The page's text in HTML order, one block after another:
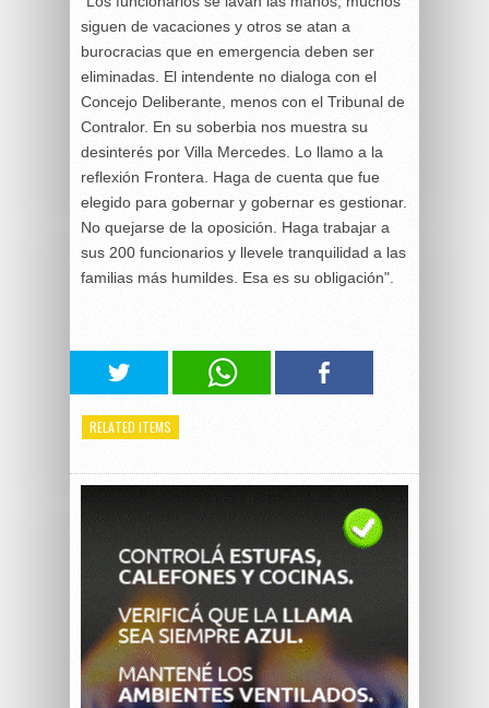
siguen de vacaciones y otros se atan a
burocracias que en emergencia deben ser
eliminadas. El intendente no dialoga con el
Concejo Deliberante, menos con el Tribunal de
Contralor. En su soberbia nos muestra su
desinterés por Villa Mercedes. Lo llamo a la
reflexión Frontera. Haga de cuenta que fue
elegido para gobernar y gobernar es gestionar.
No quejarse de la oposición. Haga trabajar a
sus 200 funcionarios y llevele tranquilidad a las
familias más humildes. Esa es su obligación".
RELATED ITEMS